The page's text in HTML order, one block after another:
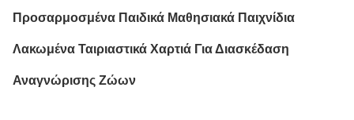
Προσαρμοσμένα Παιδικά Μαθησιακά Παιχνίδια
Λακωμένα Ταιριαστικά Χαρτιά Για Διασκέδαση
Αναγνώρισης Ζώων